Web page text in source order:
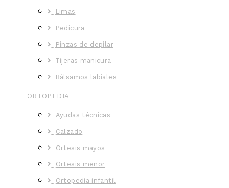
Limas
Pedicura
Pinzas de depilar
Tijeras manicura
Bálsamos labiales
ORTOPEDIA
Ayudas técnicas
Calzado
Ortesis mayos
Ortesis menor
Ortopedia infantil